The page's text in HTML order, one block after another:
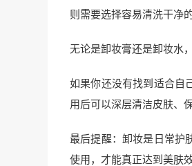
则需要选择容易清洗干净
无论是卸妆膏还是卸妆水
如果你还没有找到适合自
用后可以深层清洁皮肤、
最后提醒：卸妆是日常护
使用，才能真正达到美肤效